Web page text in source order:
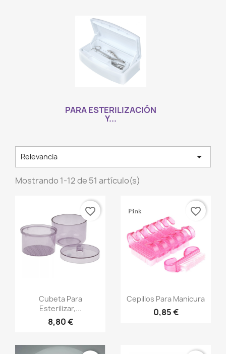
PARA ESTERILIZACIÓN
Y...
Relevancia 
Mostrando 1-12 de 51 artículo(s)
Vista rápida
Cubeta Para
Esterilizar,...
8,80 €
favorite_border
Vista rápida
Cepillos Para Manicura
0,85 €
favorite_border